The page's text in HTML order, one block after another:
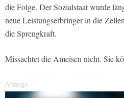
die Folge. Der Sozialstaat wurde
neue Leistungserbringer in die
die Sprengkraft.
Missachtet die Ameisen nicht. Sie
Anzeige